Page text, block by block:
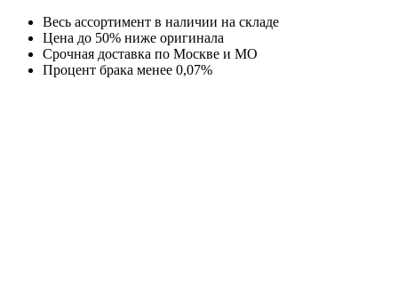
Перейти
содержимому
Весь ассортимент в наличии на складе
Цена до 50% ниже оригинала
Срочная доставка по Москве и МО
Процент брака менее 0,07%